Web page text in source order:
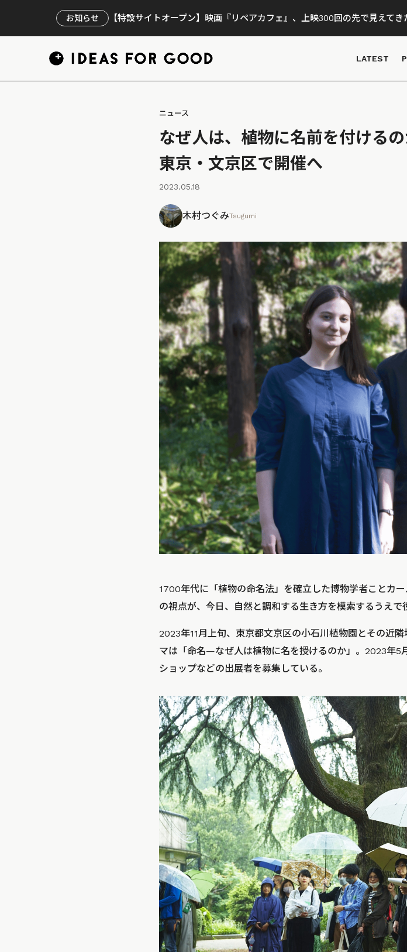
お知らせ 【特設サイトオープン】映画『リペアカフェ』、上映300回の先で見えてき
LATEST
ニュース
なぜ人は、植物に名前を付ける
東京・文京区で開催へ
2023.05.18
木村つぐみTsugumi
1700年代に「植物の命名法」を確立した博物学者ことカ
の視点が、今日、自然と調和する生き方を模索するうえで
2023年11月上旬、東京都文京区の小石川植物園とその近
マは「命名—なぜ人は植物に名を授けるのか」。2023年5
ショップなどの出展者を募集している。